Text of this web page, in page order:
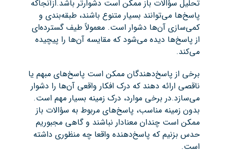
تحلیل سؤالات باز ممکن است دشوارتر باشد.ازآنجاکه
پاسخ‌ها می‌توانند بسیار متنوع باشند، طبقه‌بندی و
کمی‌سازی آن‌ها دشوار است. معمولاً طیف گسترده‌ای
از پاسخ‌ها دیده می‌شود که مقایسه آن‌ها را پیچیده
می‌کند.
برخی از پاسخ‌دهندگان ممکن است پاسخ‌های مبهم یا
ناقصی ارائه دهند که درک افکار واقعی آن‌ها را دشوار
می‌سازد.در برخی موارد، درک زمینه بسیار مهم است.
بدون زمینه مناسب، پاسخ‌های مربوط به سؤالات باز
ممکن است چندان معنادار نباشند و گاهی مجبوریم
حدس بزنیم که پاسخ‌دهنده واقعا چه منظوری داشته
است.